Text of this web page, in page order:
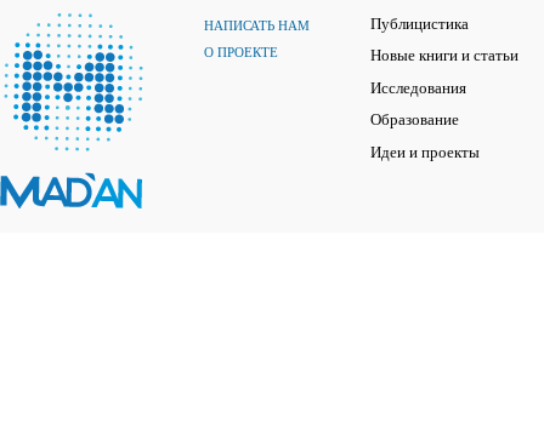
НАПИСАТЬ НАМ
О ПРОЕКТЕ
Публицистика
Новые книги и статьи
Исследования
Образование
Идеи и проекты